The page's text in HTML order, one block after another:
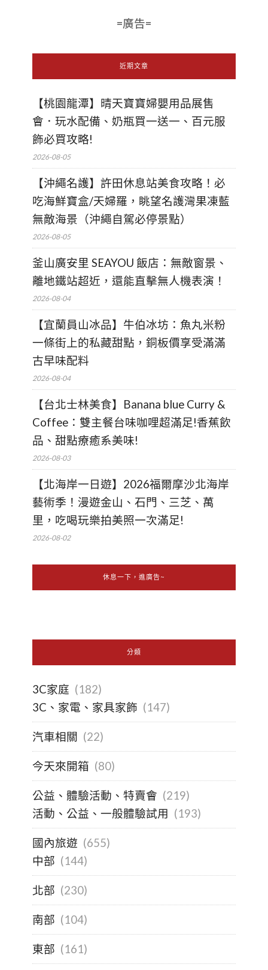
=廣告=
近期文章
【桃園龍潭】晴天寶寶婦嬰用品展售
會．玩水配備、奶瓶買一送一、百元服
飾必買攻略!
2026-08-05
【沖繩名護】許田休息站美食攻略！必
吃海鮮寶盒/天婦羅，眺望名護灣果凍藍
無敵海景（沖繩自駕必停景點）
2026-08-05
釜山廣安里 SEAYOU 飯店：無敵窗景、
離地鐵站超近，還能直擊無人機表演！
2026-08-04
【宜蘭員山冰品】牛伯冰坊：魚丸米粉
一條街上的私藏甜點，銅板價享受滿滿
古早味配料
2026-08-04
【台北士林美食】Banana blue Curry &
Coffee：雙主餐台味咖哩超滿足!香蕉飲
品、甜點療癒系美味!
2026-08-03
【北海岸一日遊】2026福爾摩沙北海岸
藝術季！漫遊金山、石門、三芝、萬
里，吃喝玩樂拍美照一次滿足!
2026-08-02
休息一下，進廣告~
分類
3C家庭 (182)
3C、家電、家具家飾 (147)
汽車相關 (22)
今天來開箱 (80)
公益、體驗活動、特賣會 (219)
活動、公益、一般體驗試用 (193)
國內旅遊 (655)
中部 (144)
北部 (230)
南部 (104)
東部 (161)